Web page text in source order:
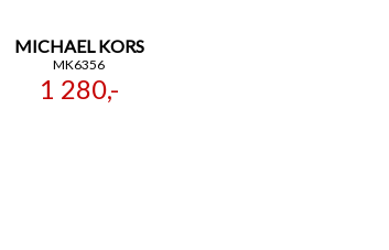
MICHAEL KORS
MK6356
1 280,-